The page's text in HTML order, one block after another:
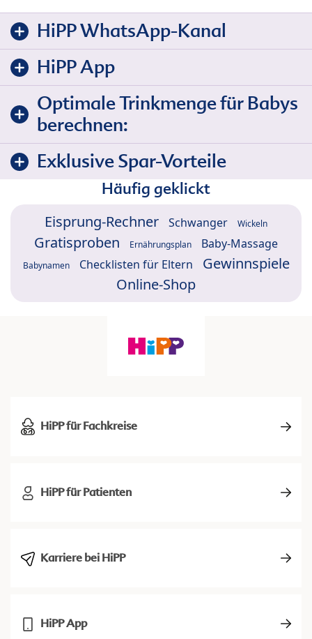
HiPP WhatsApp-Kanal
HiPP App
Optimale Trinkmenge für Babys
berechnen:
Exklusive Spar-Vorteile
Häufig geklickt
Eisprung-Rechner Schwanger Wickeln
Gratisproben Ernährungsplan Baby-Massage
Babynamen Checklisten für Eltern
Gewinnspiele
Online-Shop
HiPP für Fachkreise
HiPP für Patienten
Karriere bei HiPP
HiPP App